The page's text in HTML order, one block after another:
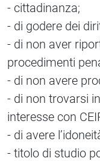
- cittadinanza;
- di godere dei
- di non aver
procedimenti
- di non avere
- di non trovarsi
interesse con
- di avere
- titolo di studio